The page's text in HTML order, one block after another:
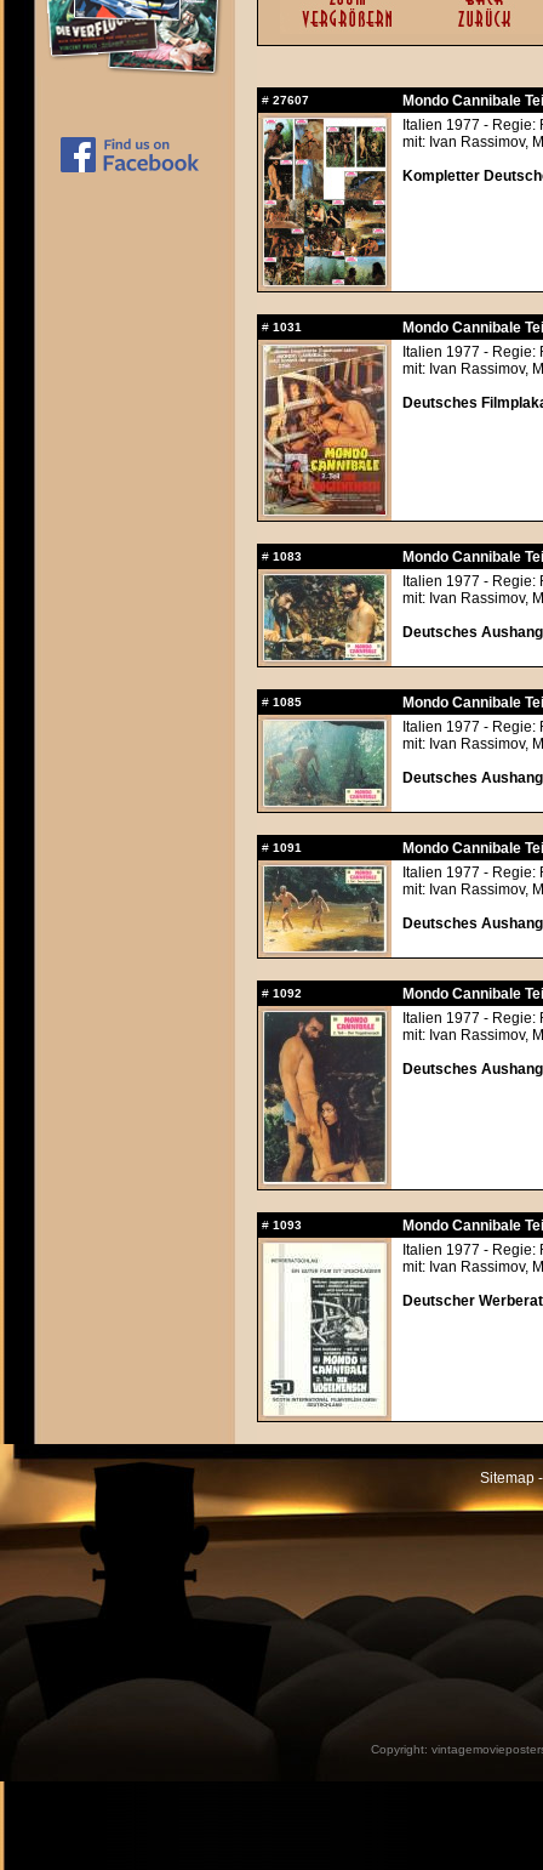
# 27607
Mondo Cannibale
Italien 1977 -
mit: Ivan Rassimov,
Kompletter
# 1031
Mondo Cannibale
Italien 1977 -
mit: Ivan Rassimov,
Deutsches
# 1083
Mondo Cannibale
Italien 1977 -
mit: Ivan Rassimov,
Deutsches
# 1085
Mondo Cannibale
Italien 1977 -
mit: Ivan Rassimov,
Deutsches
# 1091
Mondo Cannibale
Italien 1977 -
mit: Ivan Rassimov,
Deutsches
# 1092
Mondo Cannibale
Italien 1977 -
mit: Ivan Rassimov,
Deutsches
# 1093
Mondo Cannibale
Italien 1977 -
mit: Ivan Rassimov,
Deutscher
Sitemap
Copyright: